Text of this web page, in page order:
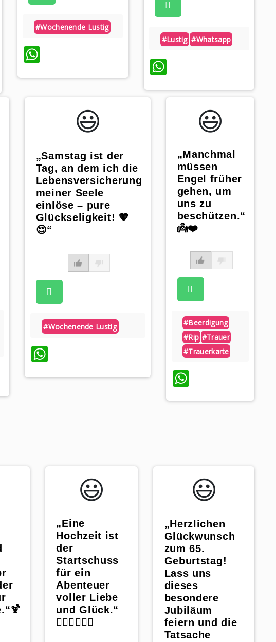
#wochenende Lustig
#lustig #whatsapp
😃️
„Samstag ist der
Tag, an dem ich die
Lebensversicherung
meiner Seele
einlöse – pure
Glückseligkeit! 🧡
😌“
#wochenende Lustig
WhatsApp
😃️
„Manchmal
müssen
Engel früher
gehen, um
uns zu
beschützen.“
👼❤️
#beerdigung
#rip #trauer
#trauerkarte
WhatsApp
😃️
„Eine
Hochzeit ist
der
Startschuss
für ein
Abenteuer
voller Liebe
und Glück.“
👰🏼‍♀️🤵🏼‍♂️
😃️
„Herzlichen
Glückwunsch
zum 65.
Geburtstag!
Lass uns
dieses
besondere
Jubiläum
feiern und die
Tatsache